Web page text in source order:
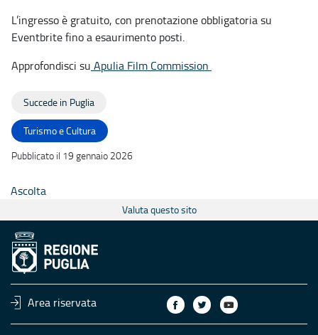
L’ingresso è gratuito, con prenotazione obbligatoria su
Eventbrite fino a esaurimento posti.
Approfondisci su Apulia Film Commission
Succede in Puglia
Turismo e Cultura
Pubblicato il 19 gennaio 2026
Ascolta
Valuta questo sito
Area riservata